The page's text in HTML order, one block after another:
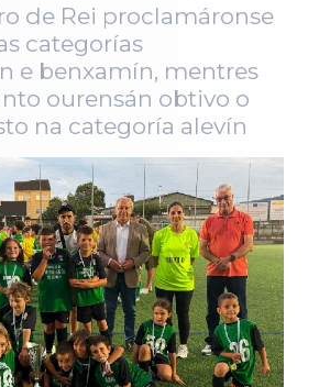
de Rei proclamáronse
categorías
e benxamín, mentres
ourensán obtivo o
na categoría alevín